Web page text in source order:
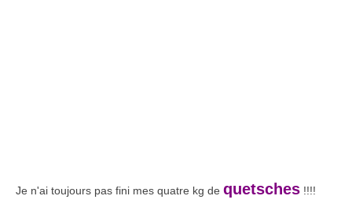
Je n'ai toujours pas fini mes quatre kg de quetsches !!!!